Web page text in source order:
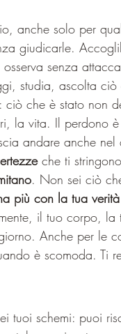
anche solo per
giudicarle.
osserva senza
studia, ascolta
: ciò che è stato non
la vita. Il perdono
andare anche
che ti
. Non sei ciò
più con la tua
il tuo corpo,
Anche per le
è scomoda. Ti
tuoi schemi: puoi